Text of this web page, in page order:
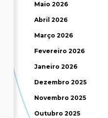
Maio 2026
Abril 2026
Março 2026
Fevereiro 2026
Janeiro 2026
Dezembro 2025
Novembro 2025
Outubro 2025